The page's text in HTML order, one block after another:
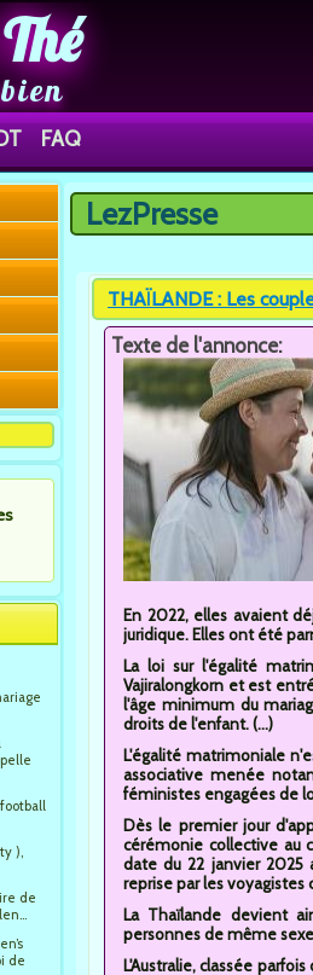
FAQ
),
de
de
Vous êtes ici
LezPresse
THAÏLANDE : Les
Texte de l'annonce:
En 2022, elles avaient
juridique. Elles ont été
La loi sur l'égalité
Vajiralongkorn et est
l'âge minimum du
droits de l'enfant. (...)
L'égalité matrimoniale
associative menée
féministes engagées de
Dès le premier jour
cérémonie collective au
date du 22 janvier
reprise par les
La Thaïlande devient
personnes de même
L'Australie, classée